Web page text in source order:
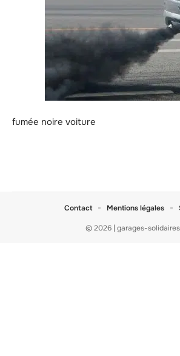
fumée noire voiture
© 2026 | garages-
Contact Mentions légales